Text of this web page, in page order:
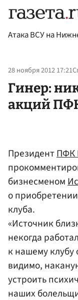
Атака ВСУ на
28 ноября 2012 17:21
Гинер:
акций
ПрезидентПФК
бизнесменом
о
клуба.
«Источник
некогда
к нашему
видимо,
устроить
наших